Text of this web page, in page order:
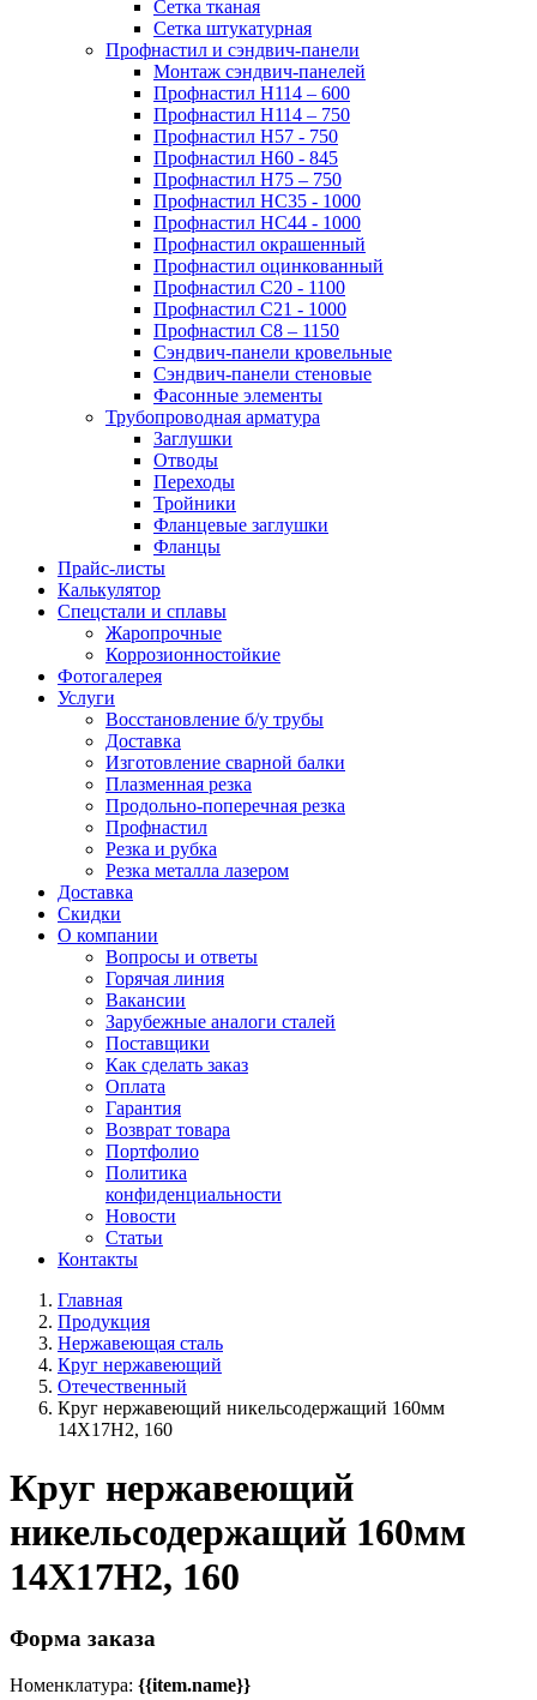
Сетка тканая
Сетка штукатурная
Профнастил и сэндвич-панели
Монтаж сэндвич-панелей
Профнастил Н114 – 600
Профнастил Н114 – 750
Профнастил Н57 - 750
Профнастил Н60 - 845
Профнастил Н75 – 750
Профнастил НС35 - 1000
Профнастил НС44 - 1000
Профнастил окрашенный
Профнастил оцинкованный
Профнастил С20 - 1100
Профнастил С21 - 1000
Профнастил С8 – 1150
Сэндвич-панели кровельные
Сэндвич-панели стеновые
Фасонные элементы
Трубопроводная арматура
Заглушки
Отводы
Переходы
Тройники
Фланцевые заглушки
Фланцы
Прайс-листы
Калькулятор
Спецстали и сплавы
Жаропрочные
Коррозионностойкие
Фотогалерея
Услуги
Восстановление б/у трубы
Доставка
Изготовление сварной балки
Плазменная резка
Продольно-поперечная резка
Профнастил
Резка и рубка
Резка металла лазером
Доставка
Скидки
О компании
Вопросы и ответы
Горячая линия
Вакансии
Зарубежные аналоги сталей
Поставщики
Как сделать заказ
Оплата
Гарантия
Возврат товара
Портфолио
Политика
конфиденциальности
Новости
Статьи
Контакты
Главная
Продукция
Нержавеющая сталь
Круг нержавеющий
Отечественный
Круг нержавеющий никельсодержащий 160мм
14Х17Н2, 160
Круг нержавеющий
никельсодержащий 160мм
14Х17Н2, 160
Форма заказа
Номенклатура: {{item.name}}